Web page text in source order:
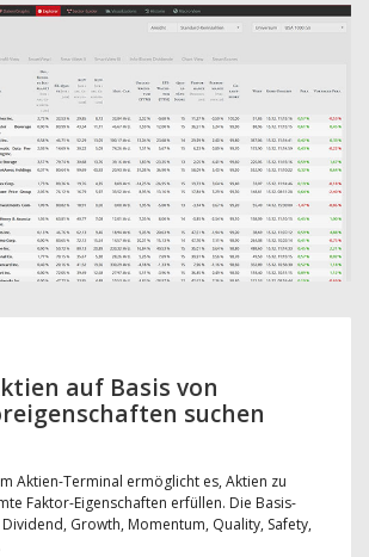
auf Basis von
suchen
Aktien-Terminal ermöglicht es, Aktien zu
Faktor-Eigenschaften erfüllen. Die Basis-
Growth, Momentum, Quality, Safety,